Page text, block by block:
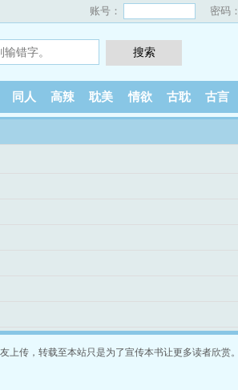
账号： 密码：
同人 高辣 耽美 情欲 古耽 古言
上传，转载至本站只是为了宣传本书让更多读者欣赏。